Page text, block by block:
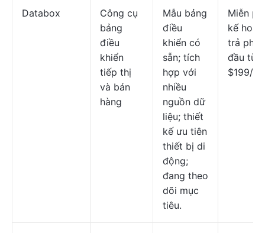
Databox
Công cụ
bảng
điều
khiển
tiếp thị
và bán
hàng
Mẫu bảng
điều
khiển có
sẵn; tích
hợp với
nhiều
nguồn dữ
liệu; thiết
kế ưu tiên
thiết bị di
động;
đang theo
dõi mục
tiêu.
Miễn
kế
trả phí
đầu từ
$199/